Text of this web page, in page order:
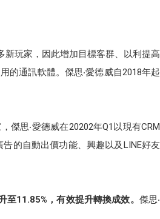
玩家，因此增加目標客群、以利提高
的通訊軟體。傑思‧愛德威自2018年起
傑思‧愛德威在20202年Q1以現有CRM
的自動出價功能、興趣以及LINE好友
11.85%，有效提升轉換成效。 傑思‧